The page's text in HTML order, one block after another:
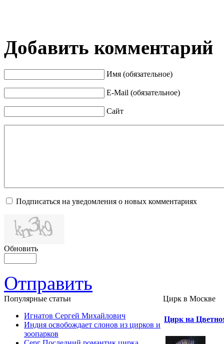
Добавить комментарий
Имя (обязательное)
E-Mail (обязательное)
Сайт
Подписаться на уведомления о новых комментариях
Обновить
Отправить
Популярные cтатьи
Игнатов Сергей Михайлович
Индия освобождает слонов из цирков и
зоопарков
Цирк в Москве
Цирк на